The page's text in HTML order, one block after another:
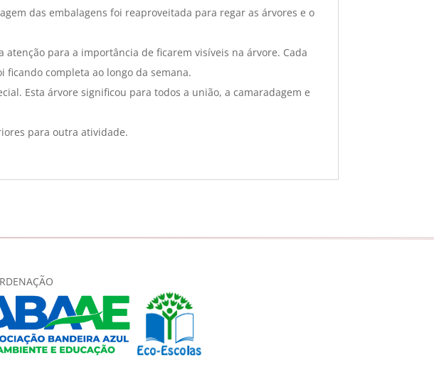
das embalagens foi reaproveitada para regar as árvores e o
para a importância de ficarem visíveis na árvore. Cada
completa ao longo da semana.
Esta árvore significou para todos a união, a camaradagem e
para outra atividade.